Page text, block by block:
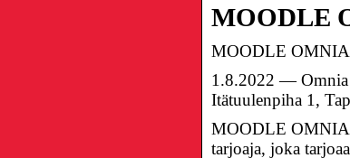
MOODLE
MOODLE
1.8.2022 — Omnia
Itätuulenpiha 1,
MOODLE OMNIA
tarjoaja, joka